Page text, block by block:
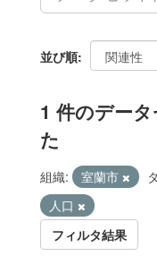
並び順
1 件のデー
た
組織: 室蘭市
人口
フィルタ結果